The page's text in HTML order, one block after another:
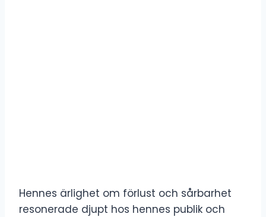
Hennes ärlighet om förlust och sårbarhet
resonerade djupt hos hennes publik och